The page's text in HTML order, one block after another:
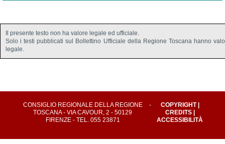
Il presente testo non ha valore legale ed ufficiale.
Solo i testi pubblicati sul Bollettino Ufficiale della Regione Toscana hanno
legale.
CONSIGLIO REGIONALE DELLA REGIONE
TOSCANA - VIA CAVOUR, 2 - 50129
FIRENZE - TEL. 055 23871
- COPYRIGHT|
CREDITS|
ACCESSIBILITÀ